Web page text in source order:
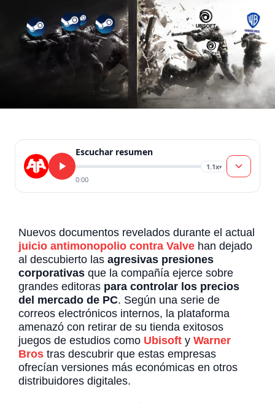
Escuchar resumen
1.1x▾
0:00
Nuevos documentos revelados durante el actual
juicio antimonopolio contra Valve han dejado
al descubierto las agresivas presiones
corporativas que la compañía ejerce sobre
grandes editoras para controlar los precios
del mercado de PC. Según una serie de
correos electrónicos internos, la plataforma
amenazó con retirar de su tienda exitosos
juegos de estudios como Ubisoft y Warner
Bros tras descubrir que estas empresas
ofrecían versiones más económicas en otros
distribuidores digitales.